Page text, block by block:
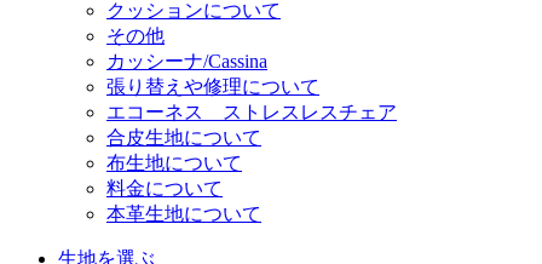
クッションについて
その他
カッシーナ/Cassina
張り替えや修理について
エコーネス ストレスレスチェア
合皮生地について
布生地について
料金について
本革生地について
生地を選ぶ